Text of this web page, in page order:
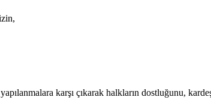
karşı çıkarak halkların dostluğunu,